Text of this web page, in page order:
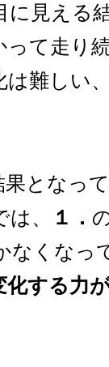
見える
て走り
は難しい
となっ
、
１．
なくなっ
化する力